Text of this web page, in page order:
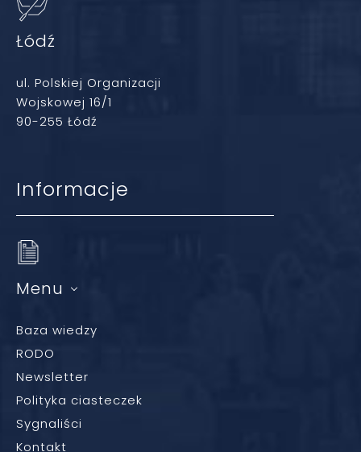
Łódź
ul. Polskiej Organizacji
Wojskowej 16/1
90-255 Łódź
Informacje
Menu
Baza wiedzy
RODO
Newsletter
Polityka ciasteczek
Sygnaliści
Kontakt